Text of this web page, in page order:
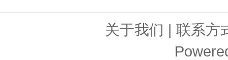
关于我们 | 联系方